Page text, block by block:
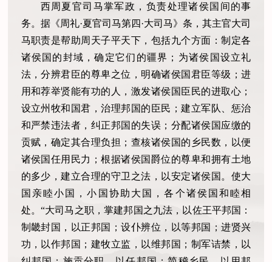
西周夏官司马掌军政，负责处理诸侯国间的事
务。据《周礼·夏官司马第四·大司马》条，其主官大司
马职责是帮助周天子平天下，包括九个方面：制定各
诸侯国的封域，确定它们的疆界；为诸侯国设立礼
法，分辨君臣的尊卑之位，明确诸侯国君臣等级；进
用和荐举贤能有功的人，激发诸侯国臣民的进取心；
设立州牧和国君，治理邦国的臣民；建立军队、惩治
和严禁违法者，纠正邦国的失误；分配诸侯国应缴的
贡赋，确定其合理负担；查核诸侯国的乡民数，以便
诸侯国任用民力；根据诸侯国爵位的尊卑和拥有土地
的多少，建立合理的守卫之法，以安定诸侯国。使大
国亲睦小国，小国协助大国，各个诸侯国和睦相
处。“大司马之职，掌建邦国之九法，以佐王平邦国：
制畿封国，以正邦国；设仆辨位，以等邦国；进贤兴
功，以作邦国；建牧立监，以维邦国；制军诘禁，以